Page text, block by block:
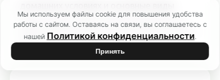
Нежная и прихотливая селагинелла как растение
представлена во множестве разновидностей, имеет
несколько...
Мы используем файлы cookie для повышения удобства
работы с сайтом. Оставаясь на связи, вы соглашаетесь с
нашей Политикой конфиденциальности.
Принять